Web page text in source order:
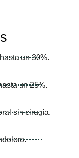
un 30%.
un 25%.
sin cirugía.